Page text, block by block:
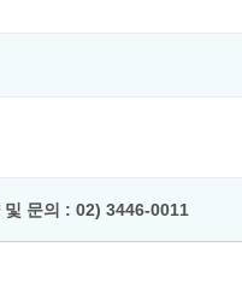
문의 : 02) 3446-0011